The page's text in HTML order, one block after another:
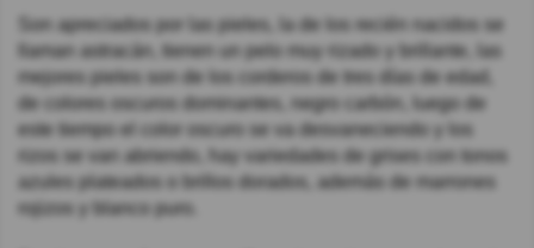
Son apreciados por las pieles, la de los recién nacidos se
llaman astracán, tienen un pelo muy rizado y brillante, las
mejores pieles son de los corderos de tres días de edad,
de colores oscuros dominantes, negro carbón, luego de
este tiempo el color oscuro se va desvaneciendo y los
rizos se van abriendo, hay variedades de grises con tonos
azules plateados o brillos dorados, además de marrones
rojizos y blanco puro.